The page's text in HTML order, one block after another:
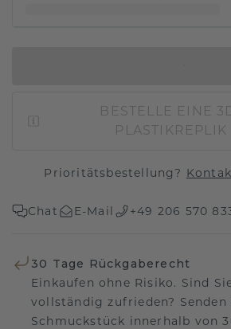
BESTELLE EINE
PLASTIKREPLIK
Prioritätsbestellung?
Chat E-Mail +49 206 570
30 Tage Rückgaberecht
Einkaufen ohne Risiko. Sind
vollständig zufrieden? Senden
Schmuckstück innerhalb von